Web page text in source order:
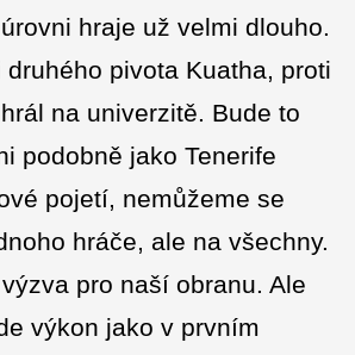
hraje už velmi dlouho.
pivota Kuatha, proti
na univerzitě. Bude to
podobně jako Tenerife
pojetí, nemůžeme se
hráče, ale na všechny.
pro naší obranu. Ale
výkon jako v prvním